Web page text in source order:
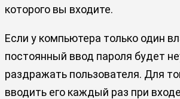
которого вы входите.
Если у компьютера только один
постоянный ввод пароля будет
раздражать пользователя. Для
вводить его каждый раз при